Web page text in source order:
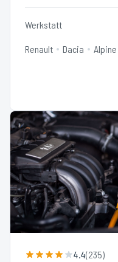
Werkstatt
Renault Dacia Alpine
4.4(235)